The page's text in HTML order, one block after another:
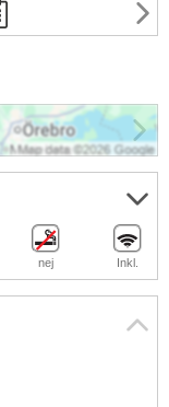
nej Inkl.